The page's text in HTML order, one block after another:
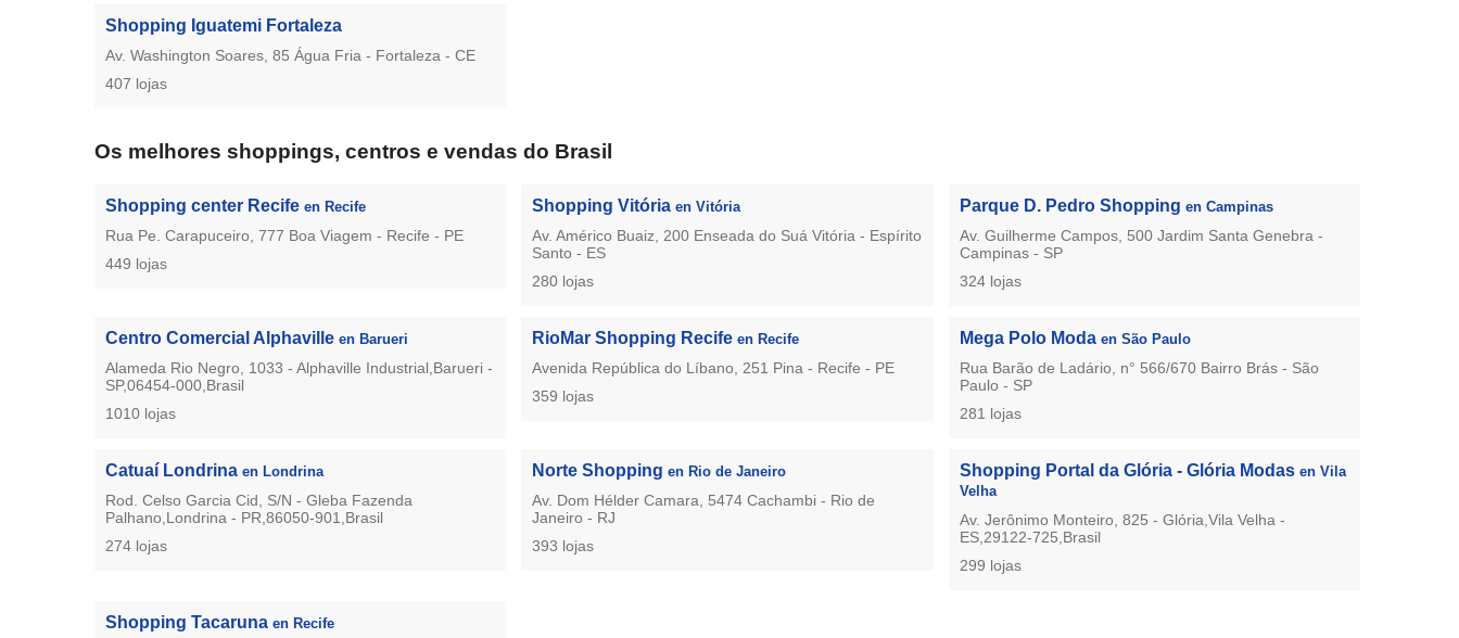
Shopping Iguatemi Fortaleza
Av. Washington Soares, 85 Água Fria - Fortaleza - CE
407 lojas
Os melhores shoppings, centros e vendas do Brasil
Shopping center Recife en Recife
Rua Pe. Carapuceiro, 777 Boa Viagem - Recife - PE
449 lojas
Shopping Vitóriaen Vitória
Av. Américo Buaiz, 200 Enseada do Suá Vitória - Espírito
Santo - ES
280 lojas
Parque D. Pedro Shopping en Campinas
Av. Guilherme Campos, 500 Jardim Santa Genebra -
Campinas - SP
324 lojas
Centro Comercial Alphaville en Barueri
Alameda Rio Negro, 1033 - Alphaville Industrial,Barueri -
SP,06454-000,Brasil
1010 lojas
RioMar Shopping Recifeen Recife
Avenida República do Líbano, 251 Pina - Recife - PE
359 lojas
Mega Polo Moda en São Paulo
Rua Barão de Ladário, n° 566/670 Bairro Brás - São
Paulo - SP
281 lojas
Catuaí Londrina en Londrina
Rod. Celso Garcia Cid, S/N - Gleba Fazenda
Palhano,Londrina - PR,86050-901,Brasil
274 lojas
Norte Shoppingen Rio de Janeiro
Av. Dom Hélder Camara, 5474 Cachambi - Rio de
Janeiro - RJ
393 lojas
Shopping Portal da Glória - Glória Modas en Vila
Velha
Av. Jerônimo Monteiro, 825 - Glória,Vila Velha -
ES,29122-725,Brasil
299 lojas
Shopping Tacaruna en Recife